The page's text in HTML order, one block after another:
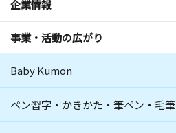
企業情報
事業・活動の広がり
Baby Kumon
ペン習字・かきかた・筆ペン・毛筆